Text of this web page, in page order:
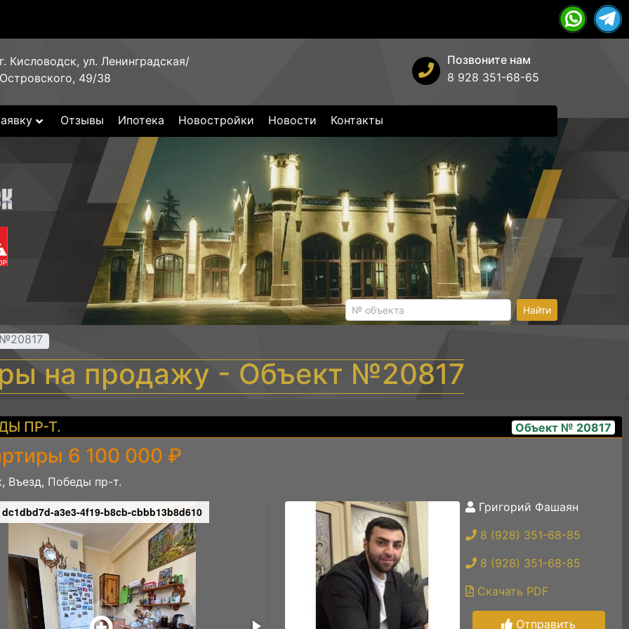
г. Кисловодск, ул. Ленинградская/
Островского, 49/38
Позвоните нам
8 928 351-68-65
Отзывы Ипотека Новостройки Новости Контакты
Найти
на продажу - Объект №20817
ПР-Т. Объект № 20817
6 100 000 ₽
Въезд, Победы пр-т.
dc1dbd7d-a3e3-4f19-b8cb-cbbb13b8d610 f7f6ea17-8baf-4519-8a42-0e9de1f1e219
Григорий Фашаян
8 (928) 351-68-85
8 (928) 351-68-85
Скачать PDF
Отправить